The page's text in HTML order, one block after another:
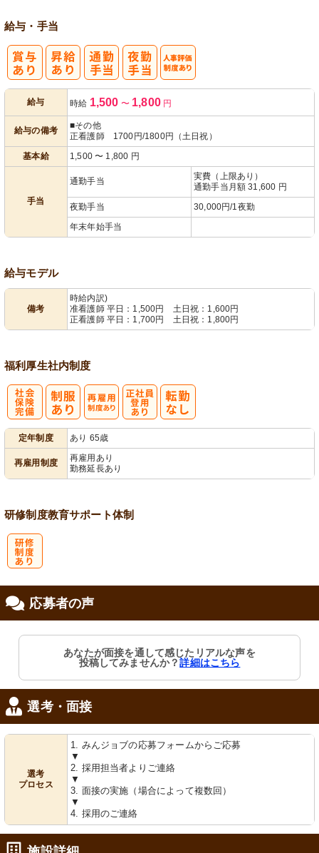
給与・手当
給与 時給 1,500 〜 1,800円
給与の備考
■その他
正看護師 1700円/1800円（土日祝）
基本給
1,500 〜 1,800 円
手当
通勤手当
実費（上限あり）
通勤手当月額 31,600 円
夜勤手当
30,000円/1夜勤
年末年始手当
給与モデル
備考
時給内訳)
准看護師 平日：1,500円 土日祝：1,600円
正看護師 平日：1,700円 土日祝：1,800円
福利厚生社内制度
定年制度 あり 65歳
再雇用制度
再雇用あり
勤務延長あり
研修制度教育サポート体制
応募者の声
あなたが面接を通して感じたリアルな声を
投稿してみませんか？詳細はこちら
選考・面接
選考
プロセス
1. みんジョブの応募フォームからご応募
▼
2. 採用担当者よりご連絡
▼
3. 面接の実施（場合によって複数回）
▼
4. 採用のご連絡